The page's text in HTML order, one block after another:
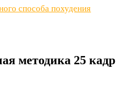
способа похудения
методика 25 кадр